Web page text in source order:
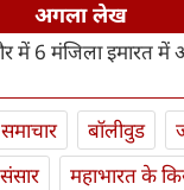
अगला लेख
में 6 मंजिला इमारत
समाचार बॉलीवुड
महाभारत के